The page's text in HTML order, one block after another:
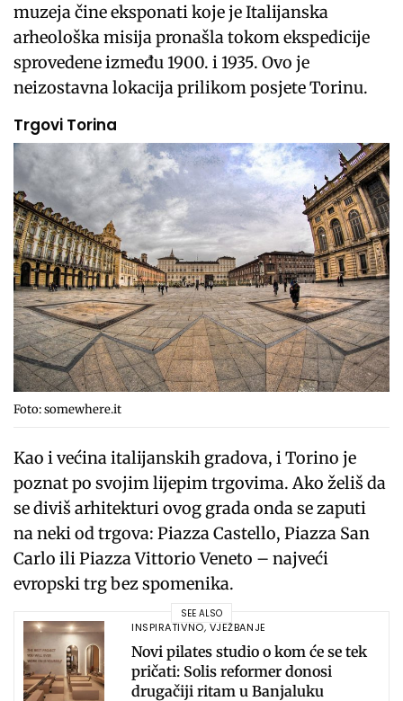
muzeja čine eksponati koje je Italijanska
arheološka misija pronašla tokom ekspedicije
sprovedene između 1900. i 1935. Ovo je
neizostavna lokacija prilikom posjete Torinu.
Trgovi Torina
Foto: somewhere.it
Kao i većina italijanskih gradova, i Torino je
poznat po svojim lijepim trgovima. Ako želiš da
se diviš arhitekturi ovog grada onda se zaputi
na neki od trgova: Piazza Castello, Piazza San
Carlo ili Piazza Vittorio Veneto – najveći
evropski trg bez spomenika.
SEE ALSO
INSPIRATIVNO, VJEŽBANJE
Novi pilates studio o kom će se tek
pričati: Solis reformer donosi
drugačiji ritam u Banjaluku